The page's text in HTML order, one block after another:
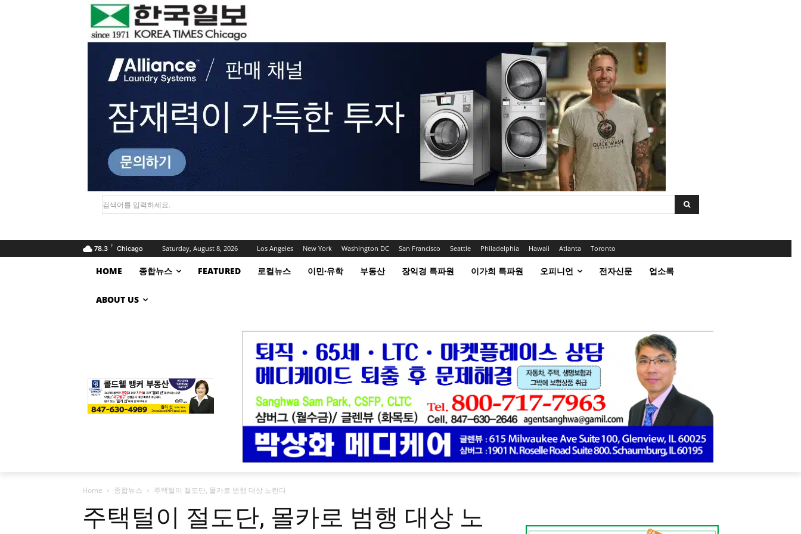
검색어를 입력하세요.
78.3 F Chicago Saturday, August 8, 2026 Los Angeles New York Washington DC San Francisco Seattle Philadelphia Hawaii Atlanta Toronto
HOME 종합뉴스 FEATURED 로컬뉴스 이민·유학 부동산 장익경 특파원 이가희 특파원 오피니언 전자신문 업소록
ABOUT US
Home 종합뉴스 주택털이 절도단, 몰카로 범행 대상 노린다
주택털이 절도단, 몰카로 범행 대상 노